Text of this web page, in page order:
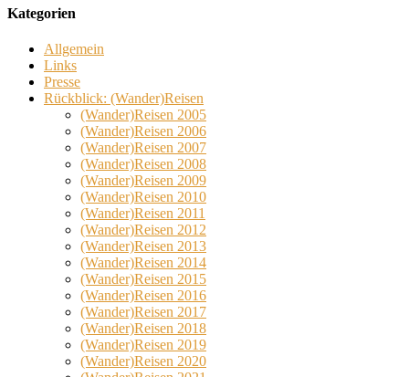
Kategorien
Allgemein
Links
Presse
Rückblick: (Wander)Reisen
(Wander)Reisen 2005
(Wander)Reisen 2006
(Wander)Reisen 2007
(Wander)Reisen 2008
(Wander)Reisen 2009
(Wander)Reisen 2010
(Wander)Reisen 2011
(Wander)Reisen 2012
(Wander)Reisen 2013
(Wander)Reisen 2014
(Wander)Reisen 2015
(Wander)Reisen 2016
(Wander)Reisen 2017
(Wander)Reisen 2018
(Wander)Reisen 2019
(Wander)Reisen 2020